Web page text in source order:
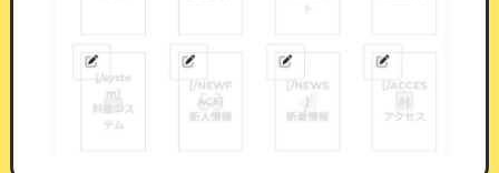
：会員ひとりが1日に引ける回
期間中の上限回数：会員ひとりが期間を通し
て引ける回数